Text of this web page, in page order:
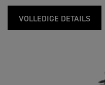
VOLLEDIGE DETAILS